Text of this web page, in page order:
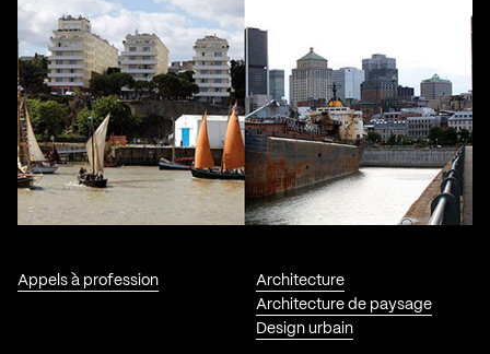
Appels à profession
Architecture
Architecture de paysage
Design urbain